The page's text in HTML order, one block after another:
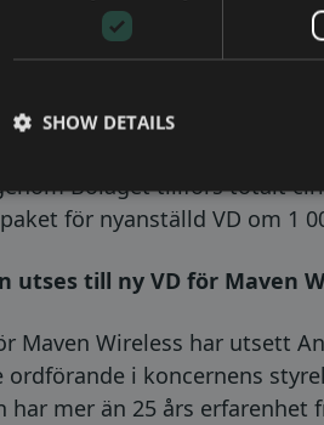
Maven Wireless har
Maven Wireless har
Bolaget tillförs totalt
för nyanställd VD om 1
utses till ny VD för Maven
Maven Wireless har utsett
ordförande i koncernens
har mer än 25 års
SHOW DETAILS